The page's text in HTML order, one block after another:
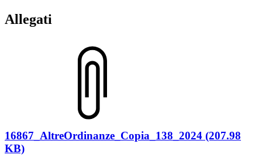
Allegati
16867_AltreOrdinanze_Copia_138_2024 (207.98
KB)